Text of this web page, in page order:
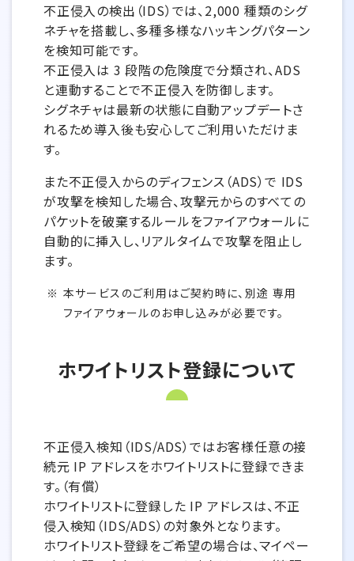
不正侵入の検出（IDS）では、2,000 種類のシグ
ネチャを搭載し、多種多様なハッキングパターン
を検知可能です。
不正侵入は 3 段階の危険度で分類され、ADS
と連動することで不正侵入を防御します。
シグネチャは最新の状態に自動アップデートさ
れるため導入後も安心してご利用いただけま
す。
また不正侵入からのディフェンス（ADS）で IDS
が攻撃を検知した場合、攻撃元からのすべての
パケットを破棄するルールをファイアウォールに
自動的に挿入し、リアルタイムで攻撃を阻止し
ます。
本サービスのご利用はご契約時に、別途 専用
ファイアウォールのお申し込みが必要です。
ホワイトリスト登録について
不正侵入検知（IDS/ADS）ではお客様任意の接
続元 IP アドレスをホワイトリストに登録できま
す。（有償）
ホワイトリストに登録した IP アドレスは、不正
侵入検知（IDS/ADS）の対象外となります。
ホワイトリスト登録をご希望の場合は、マイペー